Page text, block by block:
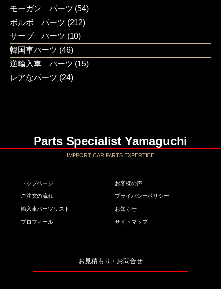
モーガン パーツ (54)
ボルボ パーツ (212)
サーブ パーツ (10)
韓国車パーツ (46)
逆輸入車 パーツ (15)
レアなパーツ (24)
Parts Specialist Yamaguchi
IMPPORT CAR PARTS EXPERTICE
トップページ
ご注文の流れ
輸入車パーツリスト
プロフィール
お客様の声
プライバシーポリシー
お知らせ
サイトマップ
お見積もり・お問合せ